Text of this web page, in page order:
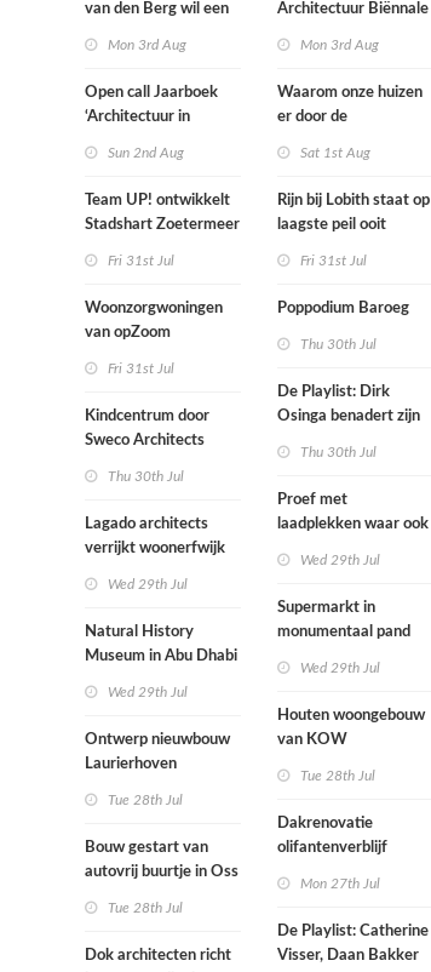
van den Berg wil een
Mon 3rd Aug
Open call Jaarboek
‘Architectuur in
Sun 2nd Aug
Team UP! ontwikkelt
Stadshart Zoetermeer
Fri 31st Jul
Woonzorgwoningen
van opZoom
nieuwbouw en oude
industriële panden
Fri 31st Jul
Kindcentrum door
Sweco Architects
buitenruimte samen in
hart van dorp
Thu 30th Jul
Lagado architects
verrijkt woonerfwijk
huis
Wed 29th Jul
Natural History
Museum in Abu Dhabi
Wed 29th Jul
Ontwerp nieuwbouw
Laurierhoven
Tue 28th Jul
Bouw gestart van
autovrij buurtje in Oss
Tue 28th Jul
Dok architecten richt
Architectuur Biënnale
Mon 3rd Aug
Waarom onze huizen
er door de
anders gaan uitzien
Sat 1st Aug
Rijn bij Lobith staat op
laagste peil ooit
Fri 31st Jul
Poppodium Baroeg
Thu 30th Jul
De Playlist: Dirk
Osinga benadert zijn
Thu 30th Jul
Proef met
laadplekken waar ook
Wed 29th Jul
Supermarkt in
monumentaal pand
Wed 29th Jul
Houten woongebouw
van KOW
herontwikkeling
ziekenhuisterrein
Tue 28th Jul
Dakrenovatie
olifantenverblijf
Mon 27th Jul
De Playlist: Catherine
Visser, Daan Bakker